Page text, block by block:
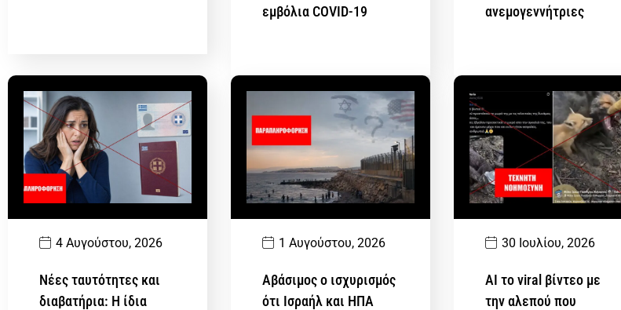
εμβόλια COVID-19
ανεμογεννήτριες
4 Αυγούστου, 2026
Νέες ταυτότητες και
διαβατήρια: Η ίδια
1 Αυγούστου, 2026
Αβάσιμος ο ισχυρισμός
ότι Ισραήλ και ΗΠΑ
30 Ιουλίου, 2026
AI το viral βίντεο με
την αλεπού που